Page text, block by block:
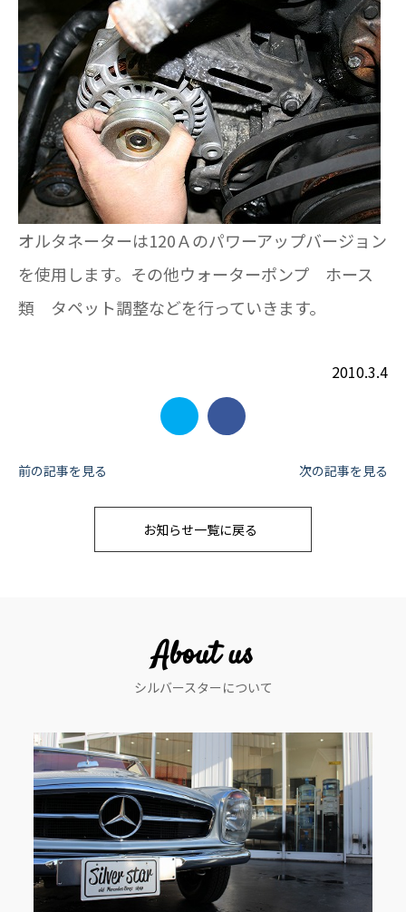
オルタネーターは120Ａのパワーアップバージョン
を使用します。その他ウォーターポンプ ホース
類 タペット調整などを行っていきます。
2010.3.4
投
ン
前の記事を見る 次の記事を見る
お知らせ一覧に戻る
About us
シルバースターについて